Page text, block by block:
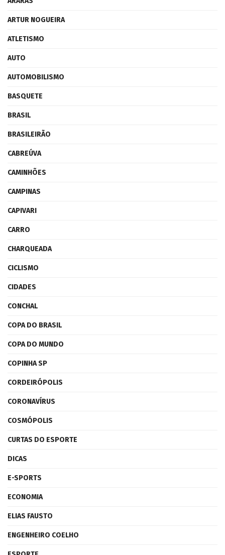
ARTUR NOGUEIRA
ATLETISMO
AUTO
AUTOMOBILISMO
BASQUETE
BRASIL
BRASILEIRÃO
CABREÚVA
CAMINHÕES
CAMPINAS
CAPIVARI
CARRO
CHARQUEADA
CICLISMO
CIDADES
CONCHAL
COPA DO BRASIL
COPA DO MUNDO
COPINHA SP
CORDEIRÓPOLIS
CORONAVÍRUS
COSMÓPOLIS
CURTAS DO ESPORTE
DICAS
E-SPORTS
ECONOMIA
ELIAS FAUSTO
ENGENHEIRO COELHO